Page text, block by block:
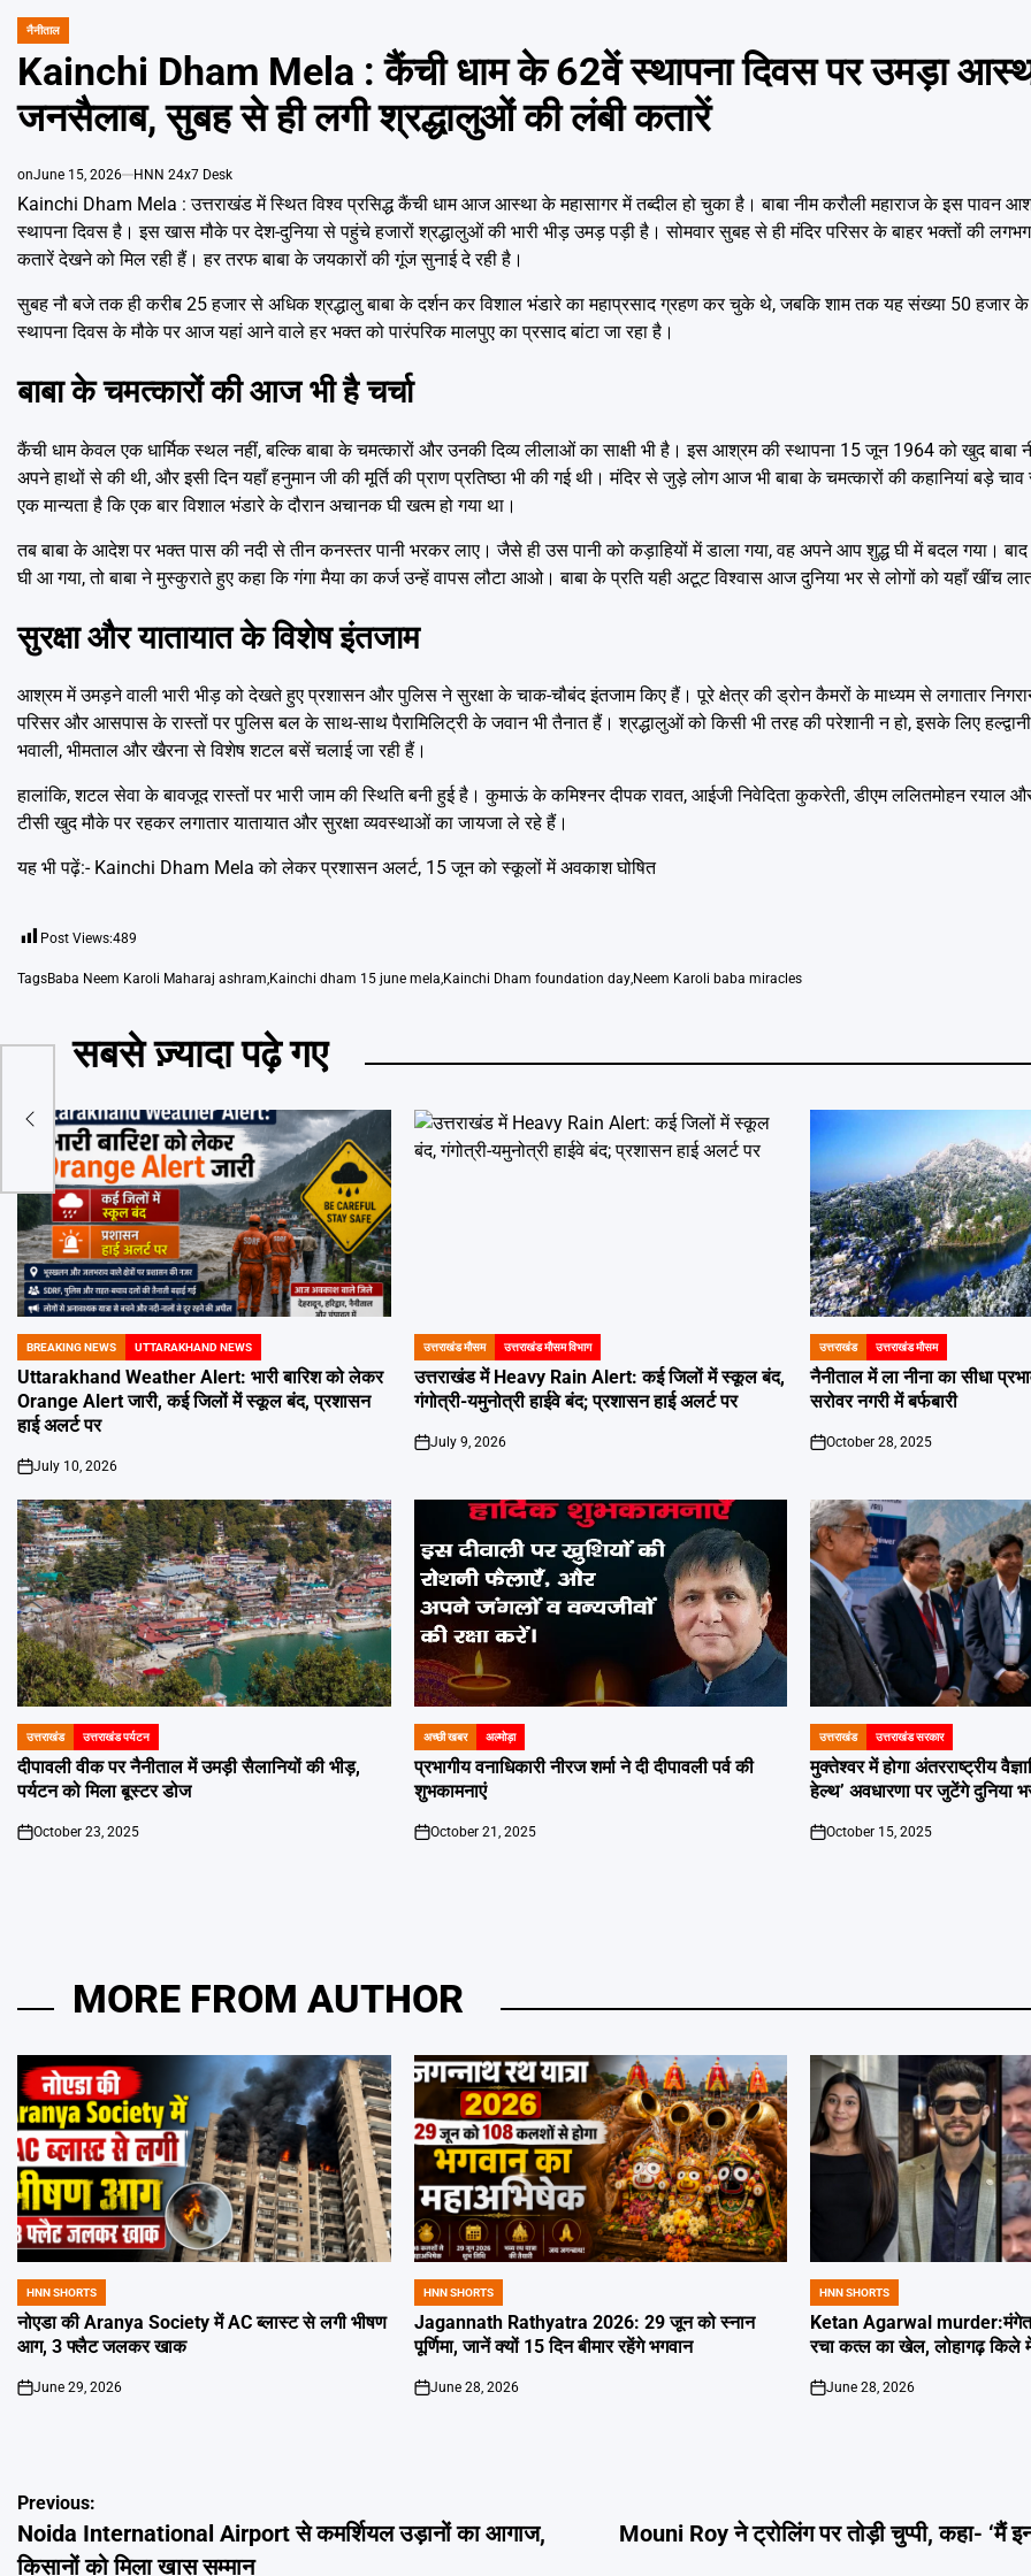
POSTED
IN
नैनीताल
Kainchi Dham Mela : कैंची धाम के 62वें स्थापना दिवस पर उमड़ा
जनसैलाब, सुबह से ही लगी श्रद्धालुओं की लंबी कतारें
onJune 15, 2026 HNN 24x7 Desk
Kainchi Dham Mela : उत्तराखंड में स्थित विश्व प्रसिद्ध कैंची धाम आज आस्था के महासागर में तब्दील हो चुका है। बाबा नीम करौली महाराज के इस पावन
स्थापना दिवस है। इस खास मौके पर देश-दुनिया से पहुंचे हजारों श्रद्धालुओं की भारी भीड़ उमड़ पड़ी है। सोमवार सुबह से ही मंदिर परिसर के बाहर भक्तों की लगभग
कतारें देखने को मिल रही हैं। हर तरफ बाबा के जयकारों की गूंज सुनाई दे रही है।
सुबह नौ बजे तक ही करीब 25 हजार से अधिक श्रद्धालु बाबा के दर्शन कर विशाल भंडारे का महाप्रसाद ग्रहण कर चुके थे, जबकि शाम तक यह संख्या 50 हजार के
स्थापना दिवस के मौके पर आज यहां आने वाले हर भक्त को पारंपरिक मालपुए का प्रसाद बांटा जा रहा है।
बाबा के चमत्कारों की आज भी है चर्चा
कैंची धाम केवल एक धार्मिक स्थल नहीं, बल्कि बाबा के चमत्कारों और उनकी दिव्य लीलाओं का साक्षी भी है। इस आश्रम की स्थापना 15 जून 1964 को खुद बाबा
अपने हाथों से की थी, और इसी दिन यहाँ हनुमान जी की मूर्ति की प्राण प्रतिष्ठा भी की गई थी। मंदिर से जुड़े लोग आज भी बाबा के चमत्कारों की कहानियां बड़े
एक मान्यता है कि एक बार विशाल भंडारे के दौरान अचानक घी खत्म हो गया था।
तब बाबा के आदेश पर भक्त पास की नदी से तीन कनस्तर पानी भरकर लाए। जैसे ही उस पानी को कड़ाहियों में डाला गया, वह अपने आप शुद्ध घी में बदल गया।
घी आ गया, तो बाबा ने मुस्कुराते हुए कहा कि गंगा मैया का कर्ज उन्हें वापस लौटा आओ। बाबा के प्रति यही अटूट विश्वास आज दुनिया भर से लोगों को यहाँ खींच
सुरक्षा और यातायात के विशेष इंतजाम
आश्रम में उमड़ने वाली भारी भीड़ को देखते हुए प्रशासन और पुलिस ने सुरक्षा के चाक-चौबंद इंतजाम किए हैं। पूरे क्षेत्र की ड्रोन कैमरों के माध्यम से लगातार
परिसर और आसपास के रास्तों पर पुलिस बल के साथ-साथ पैरामिलिट्री के जवान भी तैनात हैं। श्रद्धालुओं को किसी भी तरह की परेशानी न हो, इसके लिए
भवाली, भीमताल और खैरना से विशेष शटल बसें चलाई जा रही हैं।
हालांकि, शटल सेवा के बावजूद रास्तों पर भारी जाम की स्थिति बनी हुई है। कुमाऊं के कमिश्नर दीपक रावत, आईजी निवेदिता कुकरेती, डीएम ललितमोहन रयाल
टीसी खुद मौके पर रहकर लगातार यातायात और सुरक्षा व्यवस्थाओं का जायजा ले रहे हैं।
यह भी पढ़ें:- Kainchi Dham Mela को लेकर प्रशासन अलर्ट, 15 जून को स्कूलों में अवकाश घोषित
Post Views:489
TagsBaba Neem Karoli Maharaj ashram,Kainchi dham 15 june mela,Kainchi Dham foundation day,Neem Karoli baba miracles
सबसे ज़्यादा पढ़े गए
POSTED
IN
BREAKING NEWS UTTARAKHAND NEWS
Uttarakhand Weather Alert: भारी बारिश को लेकर
Orange Alert जारी, कई जिलों में स्कूल बंद, प्रशासन
हाई अलर्ट पर
on
July 10, 2026
POSTED
IN
उत्तराखंड मौसम उत्तराखंड मौसम विभाग
उत्तराखंड में Heavy Rain Alert: कई जिलों में स्कूल बंद,
गंगोत्री-यमुनोत्री हाईवे बंद; प्रशासन हाई अलर्ट पर
on
July 9, 2026
POSTED
IN
उत्तराखंड उत्तराखंड मौसम
नैनीताल में ला नीना का सीधा
सरोवर नगरी में बर्फबारी
on
October 28, 2025
POSTED
IN
उत्तराखंड उत्तराखंड पर्यटन
दीपावली वीक पर नैनीताल में उमड़ी सैलानियों की भीड़,
पर्यटन को मिला बूस्टर डोज
on
October 23, 2025
POSTED
IN
अच्छी खबर अल्मोड़ा
प्रभागीय वनाधिकारी नीरज शर्मा ने दी दीपावली पर्व की
शुभकामनाएं
on
October 21, 2025
POSTED
IN
उत्तराखंड उत्तराखंड सरकार
मुक्तेश्वर में होगा अंतरराष्ट्रीय
हेल्थ’ अवधारणा पर जुटेंगे दुनिया
on
October 15, 2025
MORE FROM AUTHOR
POSTED
IN
HNN SHORTS
नोएडा की Aranya Society में AC ब्लास्ट से लगी भीषण
आग, 3 फ्लैट जलकर खाक
on
June 29, 2026
POSTED
IN
HNN SHORTS
Jagannath Rathyatra 2026: 29 जून को स्नान
पूर्णिमा, जानें क्यों 15 दिन बीमार रहेंगे भगवान
on
June 28, 2026
POSTED
IN
HNN SHORTS
Ketan Agarwal
रचा कत्ल का खेल, लोहागढ़ किले
on
June 28, 2026
Post
navigation
Previous:
Noida International Airport से कमर्शियल उड़ानों का आगाज,
किसानों को मिला खास सम्मान
Mouni Roy ने ट्रोलिंग पर तोड़ी चुप्पी, कहा- ‘मैं